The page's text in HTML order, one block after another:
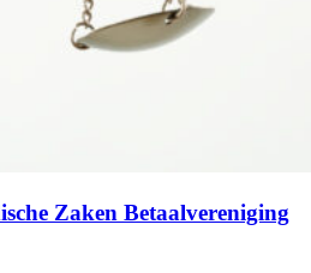
Zaken Betaalvereniging